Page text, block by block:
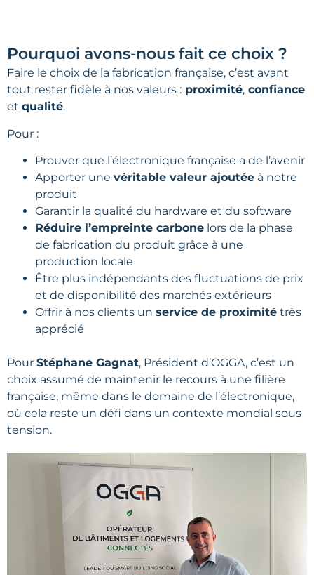
Pourquoi avons-nous fait ce choix ?
Faire le choix de la fabrication française, c’est avant
tout rester fidèle à nos valeurs : proximité, confiance
et qualité.
Pour :
Prouver que l’électronique française a de l’avenir
Apporter une véritable valeur ajoutée à notre
produit
Garantir la qualité du hardware et du software
Réduire l’empreinte carbone lors de la phase
de fabrication du produit grâce à une
production locale
Être plus indépendants des fluctuations de prix
et de disponibilité des marchés extérieurs
Offrir à nos clients un service de proximité très
apprécié
Pour Stéphane Gagnat, Président d’OGGA, c’est un
choix assumé de maintenir le recours à une filière
française, même dans le domaine de l’électronique,
où cela reste un défi dans un contexte mondial sous
tension.